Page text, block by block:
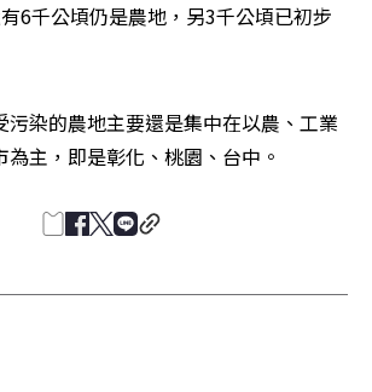
6千公頃仍是農地，另3千公頃已初步
污染的農地主要還是集中在以農、工業
主，即是彰化、桃園、台中。